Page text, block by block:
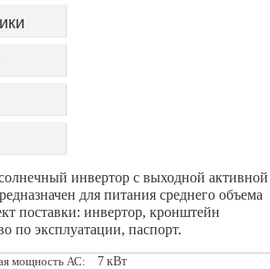
инвертор с выходной активной
для питания среднего объема
поставки: инвертор, кронштейн
по эксплуатации, паспорт.
мощность АС: 7 кВт